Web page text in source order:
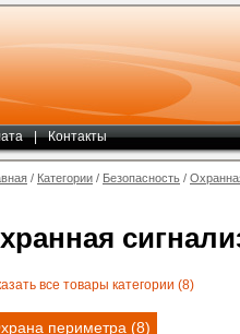
| Контакты
/ Категории / Безопасность /
все товары категории (8)
периметра (8)